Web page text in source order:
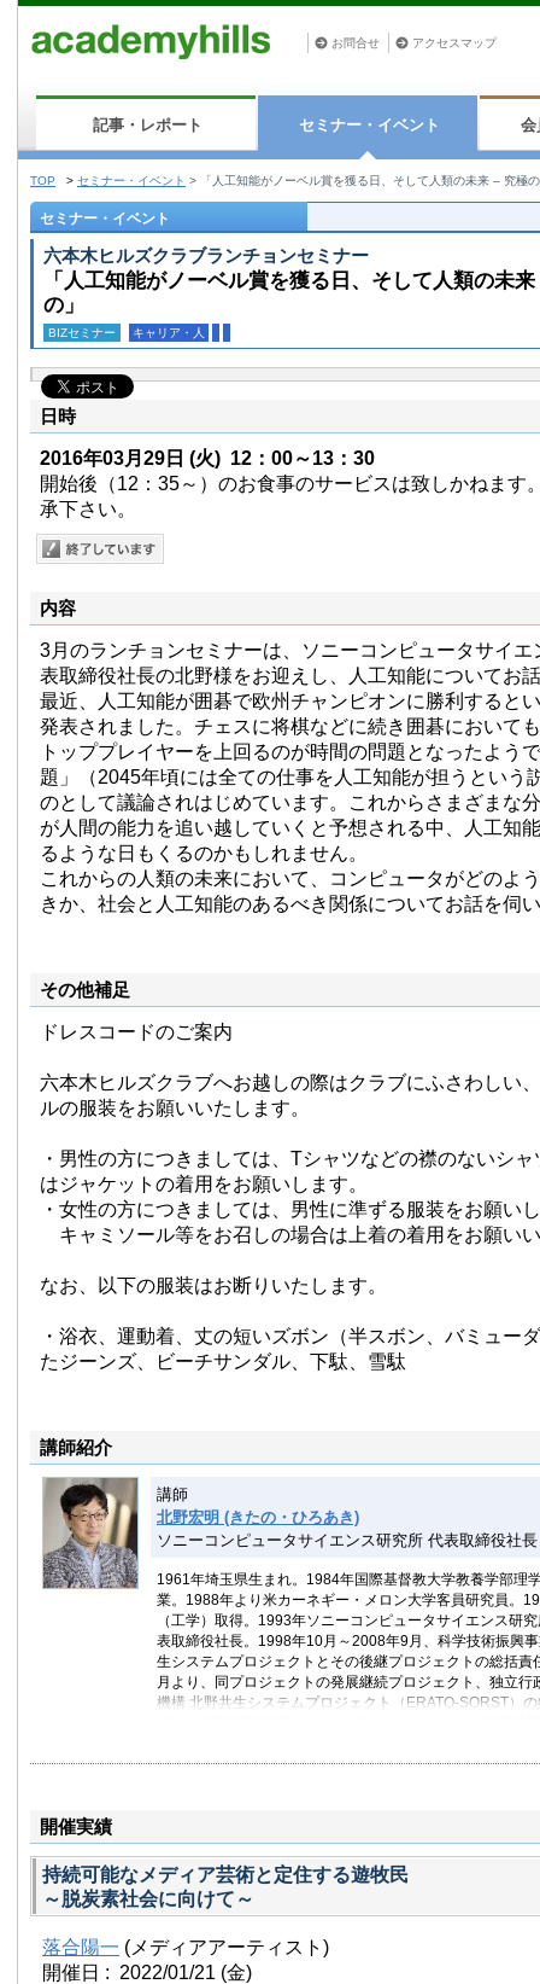
お問合せ アクセスマップ
記事・レポート セミナー・イベント 会
TOP > セミナー・イベント > 「人工知能がノーベル賞を獲る日、そして人類の未来 – 究極
セミナー・イベント
六本木ヒルズクラブランチョンセミナー
「人工知能がノーベル賞を獲る日、そして人類の未
の」
BIZセミナー キャリア・人
日時
2016年03月29日 (火) 12：00～13：30
開始後（12：35～）のお食事のサービスは致しかねます
承下さい。
内容
3月のランチョンセミナーは、ソニーコンピュータサイエ
表取締役社長の北野様をお迎えし、人工知能についてお
最近、人工知能が囲碁で欧州チャンピオンに勝利すると
発表されました。チェスに将棋などに続き囲碁において
トッププレイヤーを上回るのが時間の問題となったよう
題」（2045年頃には全ての仕事を人工知能が担うという
のとして議論されはじめています。これからさまざまな
が人間の能力を追い越していくと予想される中、人工知
るような日もくるのかもしれません。
これからの人類の未来において、コンピュータがどのよ
きか、社会と人工知能のあるべき関係についてお話を伺
その他補足
ドレスコードのご案内
六本木ヒルズクラブへお越しの際はクラブにふさわしい
ルの服装をお願いいたします。
・男性の方につきましては、Tシャツなどの襟のないシ
はジャケットの着用をお願いします。
・女性の方につきましては、男性に準ずる服装をお願い
キャミソール等をお召しの場合は上着の着用をお願い
なお、以下の服装はお断りいたします。
・浴衣、運動着、丈の短いズボン（半スボン、バミュー
たジーンズ、ビーチサンダル、下駄、雪駄
講師紹介
講師
北野宏明 (きたの・ひろあき)
ソニーコンピュータサイエンス研究所 代表取締役社
1961年埼玉県生まれ。1984年国際基督教大学教養学部理
業。1988年より米カーネギー・メロン大学客員研究員。
（工学）取得。1993年ソニーコンピュータサイエンス研
表取締役社長。1998年10月～2008年9月、科学技術振興
生システムプロジェクトとその後継プロジェクトの総括責
月より、同プロジェクトの発展継続プロジェクト、独立行
機構 北野共生システムプロジェクト（ERATO-SORST）
法人沖縄科学技術大学院大学学園教授。理化学研究所 統
(2000)、日本文化デザイン賞（日本文化デザインフォーラ
ャーメンター賞中堅キャリア賞（2009）受賞。ベネツィ
レ、ニューヨーク近代美術館(MoMA)等で招待展示を行う。
開催実績
持続可能なメディア芸術と定住する遊牧民
～脱炭素社会に向けて～
落合陽一 (メディアアーティスト)
開催日 : 2022/01/21 (金)